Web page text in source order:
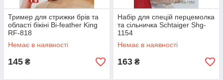
Тример для стрижки брів та
області бікіні Bi-feather King
RF-818
Немає в наявності
145 ₴
Набір для спецій перцемолка
та сільничка Schtaiger Shg-
1154
Немає в наявності
163 ₴